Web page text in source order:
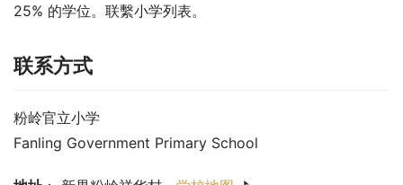
25% 的学位。联繫小学列表。
联系方式
粉岭官立小学
Fanling Government Primary School